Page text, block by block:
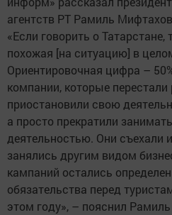
агентств РТ Рамиль
«Если говорить о Татарстане,
похожая [на ситуацию] в
Ориентировочная цифра –
компании, которые перестали
приостановили свою
а просто прекратили
деятельностью. Они съехали
занялись другим видом
кампаний остались
обязательства перед
этом году», – пояснил